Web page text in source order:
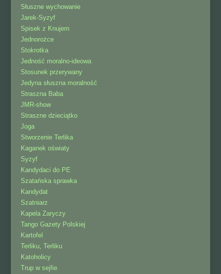
Słuszne wychowanie
Jarek-Syzyf
Spisek z Knujem
Jednorożce
Stokrotka
Jedność moralno-ideowa
Stosunek przerywany
Jedyna słuszna moralność
Straszna Baba
JMR-show
Straszne dzieciątko
Joga
Stworzenie Terlika
Kaganek oświaty
Syzyf
Kandydaci do PE
Szatańska sprawka
Kandydat
Szatniarz
Kapela Zaryczy
Tango Gazety Polskiej
Kartofel
Terliku, Terliku
Katoholicy
Trup w sejfie